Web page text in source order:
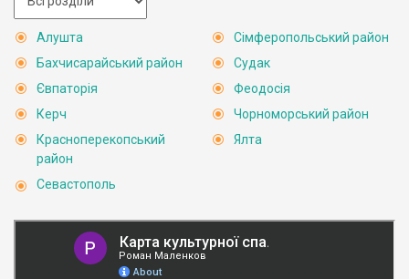
Алушта
Бахчисарайський район
Євпаторія
Керч
Красноперекопський
район
Севастополь
Сімферопольський район
Судак
Феодосія
Чорноморський район
Ялта